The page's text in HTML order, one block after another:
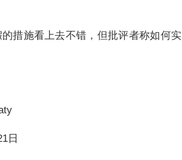
措施看上去不错，但批评者称如何实
日